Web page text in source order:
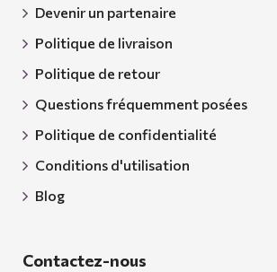
Devenir un partenaire
Politique de livraison
Politique de retour
Questions fréquemment posées
Politique de confidentialité
Conditions d'utilisation
Blog
Contactez-nous